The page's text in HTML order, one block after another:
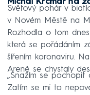
Světový pohár v
v Novém Městě na
Rozhodla o tom
která se pořádáním
šířením koronaviru.
Areně se chystaly
„Snažím se pochopit
Zatím se mi to